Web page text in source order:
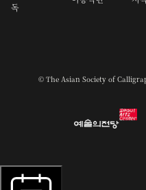
독
© The Asian Society of